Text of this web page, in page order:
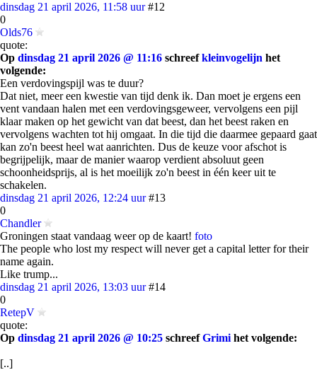
dinsdag 21 april 2026, 11:58 uur #12
0
Olds76
quote:
Op dinsdag 21 april 2026 @ 11:16 schreefkleinvogelijn het
volgende:
Een verdovingspijl was te duur?
Dat niet, meer een kwestie van tijd denk ik. Dan moet je ergens een
vent vandaan halen met een verdovingsgeweer, vervolgens een pijl
klaar maken op het gewicht van dat beest, dan het beest raken en
vervolgens wachten tot hij omgaat. In die tijd die daarmee gepaard gaat
kan zo'n beest heel wat aanrichten. Dus de keuze voor afschot is
begrijpelijk, maar de manier waarop verdient absoluut geen
schoonheidsprijs, al is het moeilijk zo'n beest in één keer uit te
schakelen.
dinsdag 21 april 2026, 12:24 uur #13
0
Chandler
Groningen staat vandaag weer op de kaart! foto
The people who lost my respect will never get a capital letter for their
name again.
Like trump...
dinsdag 21 april 2026, 13:03 uur #14
0
RetepV
quote:
Op dinsdag 21 april 2026 @ 10:25 schreefGrimi het volgende:
[..]